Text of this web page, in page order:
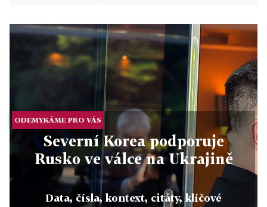
ODEMYKÁME PRO VÁS
Severní Korea podporuje
Rusko ve válce na Ukrajině
Data, čísla, kontext, citáty, klíčové